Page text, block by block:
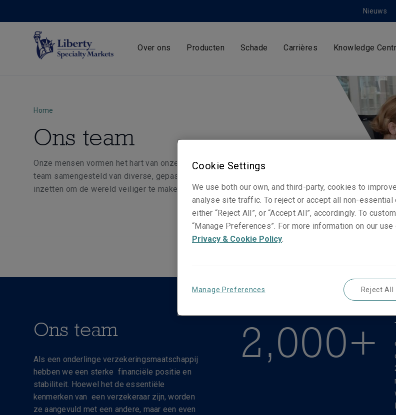
Nieuws
Over ons Producten Schade Carrières Knowledge
Home
Ons team
Onze mensen vormen het hart van onze organisatie. We hebben een wereldwijd
team samengesteld van diverse, gepassioneerde en ervaren mensen die zich
inzetten om de wereld veiliger te maken.
Ons team
Als een onderlinge verzekeringsmaatschappij
hebben we een sterke financiële positie en
stabiliteit. Hoewel het de essentiële
kenmerken van een verzekeraar zijn, worden
ze aangevuld met een andere, maar een even
2,000+
Cookie Settings
We use both our own, and third-party, cookies to
analyse site traffic. To reject or accept all non-
either “Reject All”, or “Accept All”, accordingly. To
“Manage Preferences”. For more information on our
Privacy & Cookie Policy
Manage Preferences Reject All